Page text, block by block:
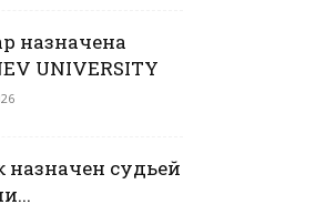
назначена
UNIVERSITY
судьей